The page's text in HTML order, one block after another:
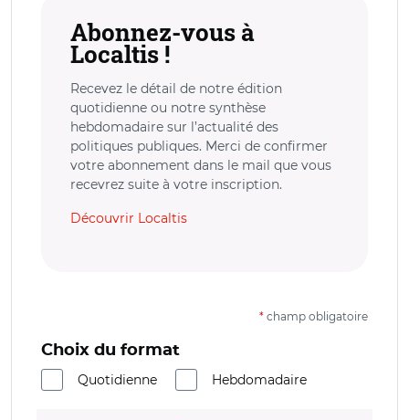
Abonnez-vous à
Localtis !
Recevez le détail de notre édition
quotidienne ou notre synthèse
hebdomadaire sur l’actualité des
politiques publiques. Merci de confirmer
votre abonnement dans le mail que vous
recevrez suite à votre inscription.
Découvrir Localtis
* champ obligatoire
Choix du format
Quotidienne
Hebdomadaire